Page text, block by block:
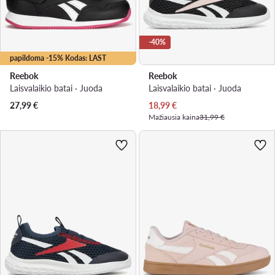
papildoma -15% Kodas: LAST
Reebok
Laisvalaikio batai · Juoda
27,99€
-40%
Reebok
Laisvalaikio batai · Juoda
Dabartinė kaina
18,99€
Mažiausia kaina31,99 €